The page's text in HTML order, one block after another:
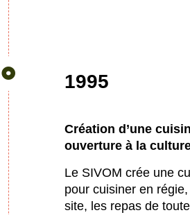
1995
Création d’une
ouverture à la
Le SIVOM crée une
pour cuisiner en
site, les repas de